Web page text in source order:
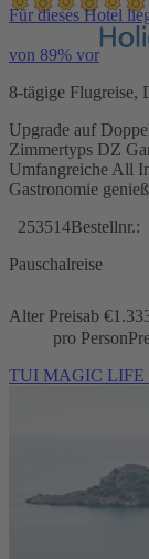
Für dieses Hotel
von 89% vor
8-tägige Flugreise,
Upgrade auf
Zimmertyps DZ
Umfangreiche All
Gastronomie
253514Bestellnr.:
Pauschalreise
Alter Preisab €
pro Person
TUI MAGIC LIFE